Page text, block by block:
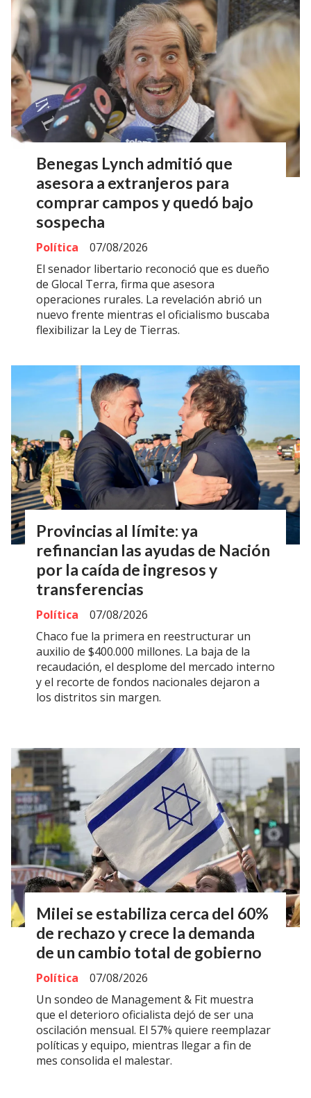
Benegas Lynch admitió que
asesora a extranjeros para
comprar campos y quedó bajo
sospecha
Política
07/08/2026
El senador libertario reconoció que es dueño
de Glocal Terra, firma que asesora
operaciones rurales. La revelación abrió un
nuevo frente mientras el oficialismo buscaba
flexibilizar la Ley de Tierras.
Provincias al límite: ya
refinancian las ayudas de Nación
por la caída de ingresos y
transferencias
Política
07/08/2026
Chaco fue la primera en reestructurar un
auxilio de $400.000 millones. La baja de la
recaudación, el desplome del mercado interno
y el recorte de fondos nacionales dejaron a
los distritos sin margen.
Milei se estabiliza cerca del 60%
de rechazo y crece la demanda
de un cambio total de gobierno
Política
07/08/2026
Un sondeo de Management & Fit muestra
que el deterioro oficialista dejó de ser una
oscilación mensual. El 57% quiere reemplazar
políticas y equipo, mientras llegar a fin de
mes consolida el malestar.